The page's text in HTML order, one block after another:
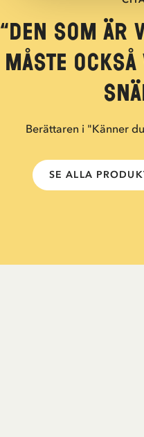
“Den som
måste
Berättaren i "Känner
SE ALLA